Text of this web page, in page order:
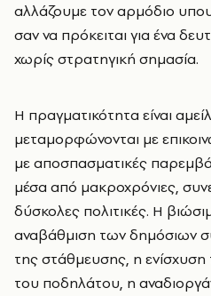
αλλάζουμε τον αρμόδιο
σαν να πρόκειται για ένα
χωρίς στρατηγική σημασία.
Η πραγματικότητα είναι
μεταμορφώνονται με
με αποσπασματικές
μέσα από μακροχρόνιες,
δύσκολες πολιτικές. Η
αναβάθμιση των δημόσιων
της στάθμευσης, η
του ποδηλάτου, η